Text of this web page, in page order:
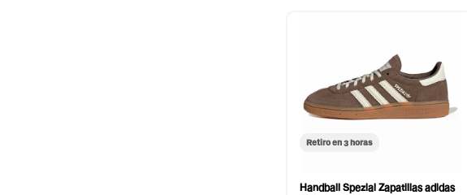
Retiro en 3 horas
Handball Spezial Zapatillas adidas